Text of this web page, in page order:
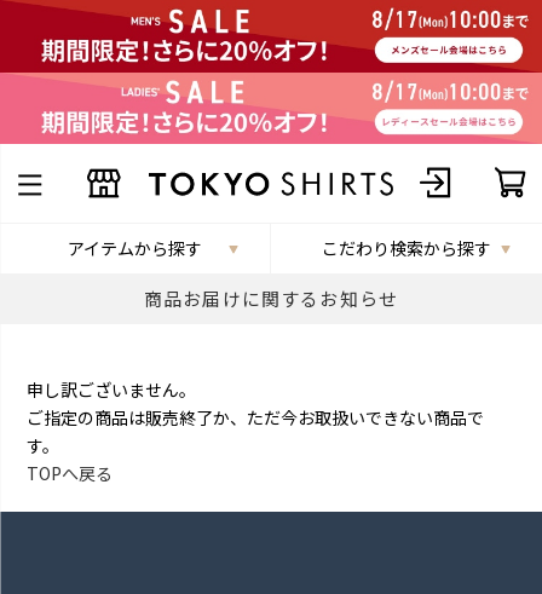
アイテムから探す こだわり検索から探す
商品お届けに関するお知らせ
申し訳ございません。
ご指定の商品は販売終了か、ただ今お取扱いできない商品で
す。
TOPへ戻る